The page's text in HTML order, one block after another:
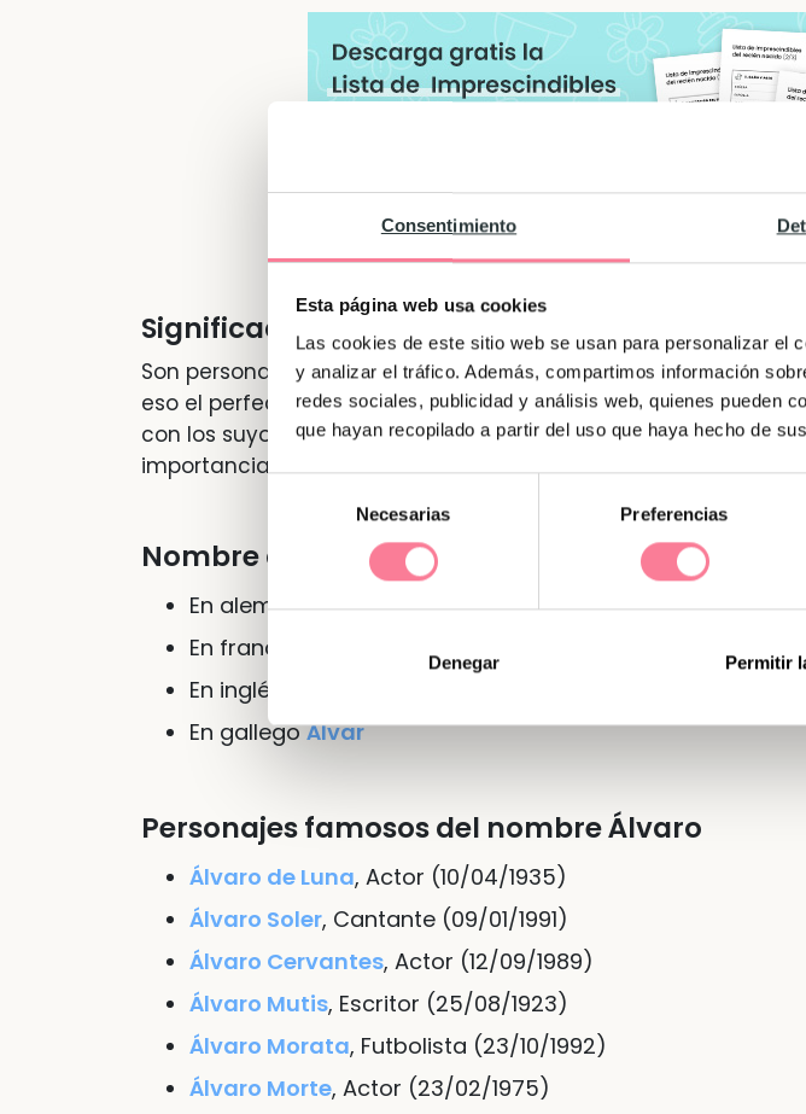
Consentimiento
Esta página web usa cookies
Las cookies de este sitio web se usan para personalizar el
y analizar el tráfico. Además, compartimos información
redes sociales, publicidad y análisis web, quienes pueden
que hayan recopilado a partir del uso que haya hecho de
consentimiento
Necesarias Preferencias
Denegar Permitir
Significado de "Álvaro"
Son personas prudentes y justas. Necesitan que todo lo que
eso el perfeccionismo es uno de sus rasgos más
con los suyos, son personas independientes y ellos solos
importancia al trabajo.
Nombre de Álvaro en otras lenguas o idiomas
En alemán Albrecht
En francés
En inglés
En gallego Álvar
Personajes famosos del nombre Álvaro
Álvaro de Luna, Actor (10/04/1935)
Álvaro Soler, Cantante (09/01/1991)
Álvaro Cervantes, Actor (12/09/1989)
Álvaro Mutis, Escritor (25/08/1923)
Álvaro Morata, Futbolista (23/10/1992)
Álvaro Morte, Actor (23/02/1975)